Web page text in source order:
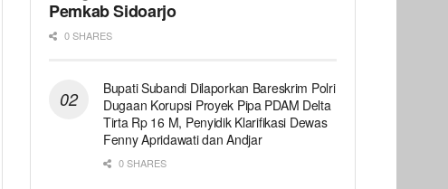
Pemkab Sidoarjo
0 SHARES
Bupati Subandi Dilaporkan Bareskrim Polri
Dugaan Korupsi Proyek Pipa PDAM Delta
Tirta Rp 16 M, Penyidik Klarifikasi Dewas
Fenny Apridawati dan Andjar
0 SHARES